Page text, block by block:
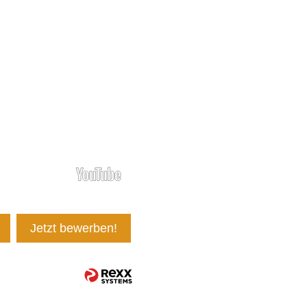
Jetzt bewerben!